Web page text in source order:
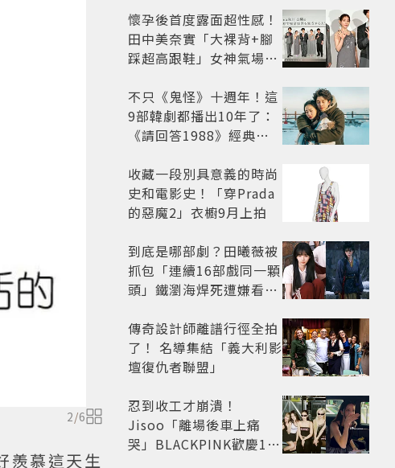
2/6
羨慕這天生
懷孕後首度露面超性感！
田中美奈實「大裸背+腳
踩超高跟鞋」女神氣場全
不只《鬼怪》十週年！這
9部韓劇都播出10年了：
《請回答1988》經典不
收藏一段別具意義的時尚
史和電影史！「穿Prada
的惡魔2」衣櫥9月上拍
到底是哪部劇？田曦薇被
抓包「連續16部戲同一顆
頭」鐵瀏海焊死遭嫌看膩
傳奇設計師離譜行徑全拍
了！ 名導集結「義大利影
壇復仇者聯盟」
忍到收工才崩潰！
Jisoo「離場後車上痛
哭」BLACKPINK歡慶10